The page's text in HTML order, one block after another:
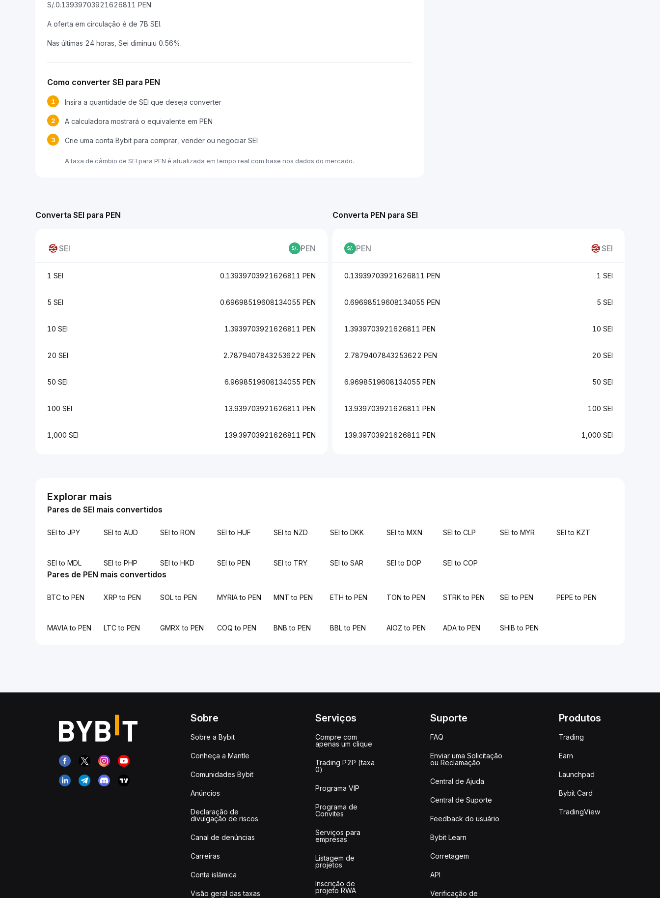
S/.0.13939703921626811 PEN.
A oferta em circulação é de 7B SEI.
Nas últimas 24 horas, Sei diminuiu 0.56%.
Como converter SEI para PEN
1 Insira a quantidade de SEI que deseja converter
2 A calculadora mostrará o equivalente em PEN
3 Crie uma conta Bybit para comprar, vender ou negociar SEI
A taxa de câmbio de SEI para PEN é atualizada em tempo real com base nos dados do mercado.
Converta SEI para PEN
SEI PEN
1 SEI 0.13939703921626811 PEN
5 SEI 0.69698519608134055 PEN
10 SEI 1.3939703921626811 PEN
20 SEI 2.7879407843253622 PEN
50 SEI 6.9698519608134055 PEN
100 SEI 13.939703921626811 PEN
1,000 SEI 139.39703921626811 PEN
Converta PEN para SEI
PEN SEI
0.13939703921626811 PEN 1 SEI
0.69698519608134055 PEN 5 SEI
1.3939703921626811 PEN 10 SEI
2.7879407843253622 PEN 20 SEI
6.9698519608134055 PEN 50 SEI
13.939703921626811 PEN 100 SEI
139.39703921626811 PEN 1,000 SEI
Explorar mais
Pares de SEI mais convertidos
SEI to JPY SEI to AUD SEI to RON SEI to HUF SEI to NZD SEI to DKK SEI to MXN SEI to CLP SEI to MYR SEI to KZT
SEI to MDL SEI to PHP SEI to HKD SEI to PEN SEI to TRY SEI to SAR SEI to DOP SEI to COP
Pares de PEN mais convertidos
BTC to PEN XRP to PEN SOL to PEN MYRIA to PEN MNT to PEN ETH to PEN TON to PEN STRK to PEN SEI to PEN PEPE to PEN
MAVIA to PEN LTC to PEN GMRX to PEN COQ to PEN BNB to PEN BBL to PEN AIOZ to PEN ADA to PEN SHIB to PEN
Sobre
Sobre a Bybit
Conheça a Mantle
Comunidades Bybit
Anúncios
Declaração de
divulgação de riscos
Canal de denúncias
Carreiras
Conta islâmica
Visão geral das taxas
Serviços
Compre com
apenas um clique
Trading P2P (taxa
0)
Programa VIP
Programa de
Convites
Serviços para
empresas
Listagem de
projetos
Inscrição de
projeto RWA
Suporte
FAQ
Enviar uma Solicitação
ou Reclamação
Central de Ajuda
Central de Suporte
Feedback do usuário
Bybit Learn
Corretagem
API
Verificação de
Produtos
Trading
Earn
Launchpad
Bybit Card
TradingView